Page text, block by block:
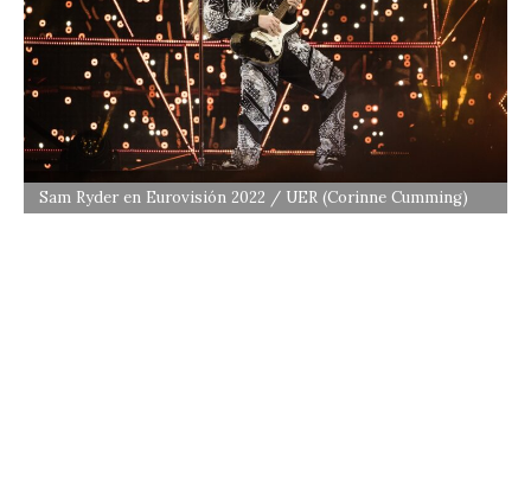
Sam Ryder en Eurovisión 2022 / UER (Corinne Cumming)